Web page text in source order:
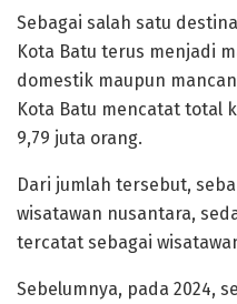
Sebagai salah satu
Kota Batu terus menjadi
domestik maupun
Kota Batu mencatat total
9,79 juta orang.
Dari jumlah tersebut,
wisatawan nusantara,
tercatat sebagai
Sebelumnya, pada 2024,